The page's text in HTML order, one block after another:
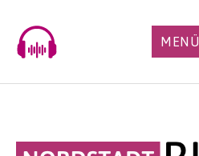
content
MENÜ